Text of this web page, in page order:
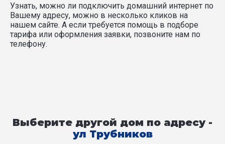
Узнать, можно ли подключить домашний интернет по
Вашему адресу, можно в несколько кликов на
нашем сайте. А если требуется помощь в подборе
тарифа или оформления заявки, позвоните нам по
телефону.
Выберите другой дом по адресу -
ул Трубников